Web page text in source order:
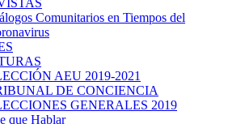
Comunitarios en Tiempos del
AEU 2019-2021
DE CONCIENCIA
GENERALES 2019
que Hablar